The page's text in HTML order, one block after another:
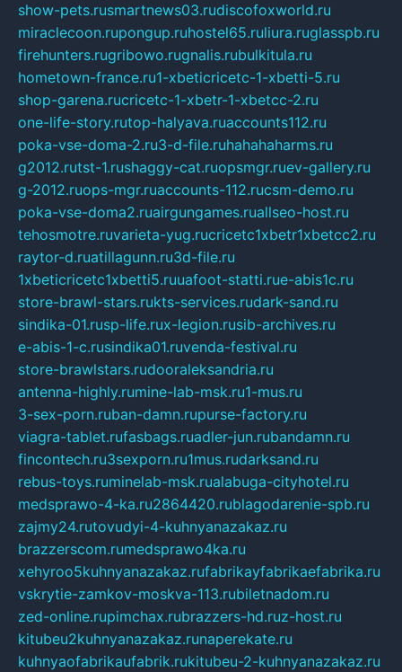
show-pets.rusmartnews03.rudiscofoxworld.ru
miraclecoon.rupongup.ruhostel65.ruliura.ruglasspb.ru
firehunters.rugribowo.rugnalis.rubulkitula.ru
hometown-france.ru1-xbeticricetc-1-xbetti-5.ru
shop-garena.rucricetc-1-xbetr-1-xbetcc-2.ru
one-life-story.rutop-halyava.ruaccounts112.ru
poka-vse-doma-2.ru3-d-file.ruhahahaharms.ru
g2012.rutst-1.rushaggy-cat.ruopsmgr.ruev-gallery.ru
g-2012.ruops-mgr.ruaccounts-112.rucsm-demo.ru
poka-vse-doma2.ruairgungames.ruallseo-host.ru
tehosmotre.ruvarieta-yug.rucricetc1xbetr1xbetcc2.ru
raytor-d.ruatillagunn.ru3d-file.ru
1xbeticricetc1xbetti5.ruuafoot-statti.rue-abis1c.ru
store-brawl-stars.rukts-services.rudark-sand.ru
sindika-01.rusp-life.rux-legion.rusib-archives.ru
e-abis-1-c.rusindika01.ruvenda-festival.ru
store-brawlstars.rudooraleksandria.ru
antenna-highly.rumine-lab-msk.ru1-mus.ru
3-sex-porn.ruban-damn.rupurse-factory.ru
viagra-tablet.rufasbags.ruadler-jun.rubandamn.ru
fincontech.ru3sexporn.ru1mus.rudarksand.ru
rebus-toys.ruminelab-msk.rualabuga-cityhotel.ru
medsprawo-4-ka.ru2864420.rublagodarenie-spb.ru
zajmy24.rutovudyi-4-kuhnyanazakaz.ru
brazzerscom.rumedsprawo4ka.ru
xehyroo5kuhnyanazakaz.rufabrikayfabrikaefabrika.ru
vskrytie-zamkov-moskva-113.rubiletnadom.ru
zed-online.rupimchax.rubrazzers-hd.ruz-host.ru
kitubeu2kuhnyanazakaz.runaperekate.ru
kuhnyaofabrikaufabrik.rukitubeu-2-kuhnyanazakaz.ru